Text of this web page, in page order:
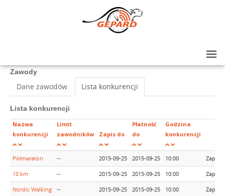
Zawody
Dane zawodów Lista konkurencji
Lista konkurencji
Nazwa
konkurencji
Limit
zawodników
Zapis do
Płatność
do
Godzina
konkurencji
Półmaraton -- 2015-09-25 2015-09-25 10:00 Zapisy
10 km -- 2015-09-25 2015-09-25 10:00 Zapisy
Nordic Walking -- 2015-09-25 2015-09-25 10:00 Zapisy